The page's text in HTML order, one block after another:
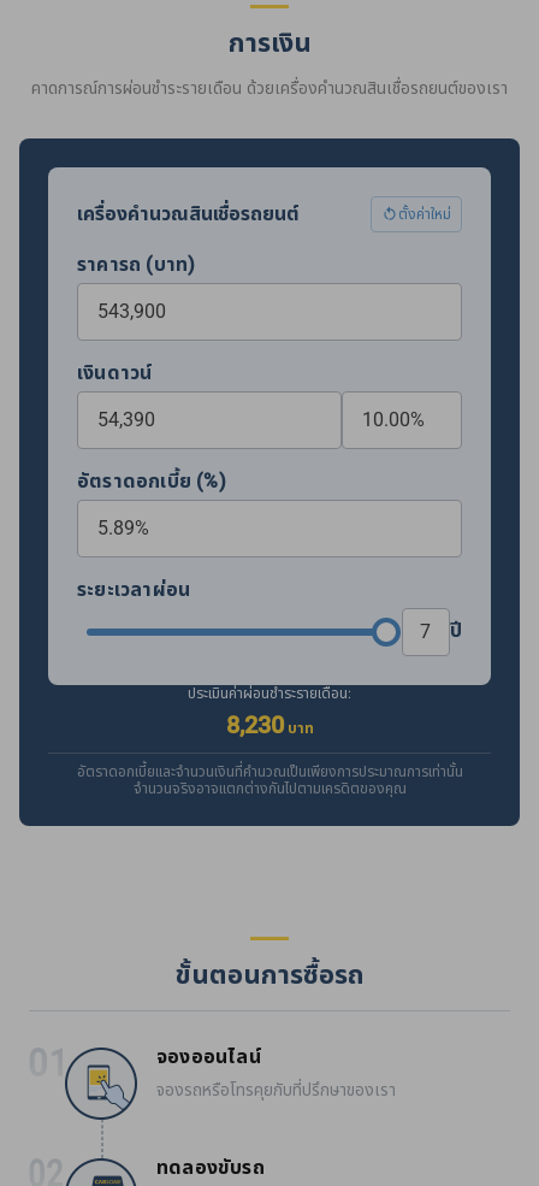
การเงิน
คาดการณ์การผ่อนชำระรายเดือน ด้วยเครื่องคำนวณสินเชื่อรถยนต์ของเรา
เครื่องคำนวณสินเชื่อรถยนต์ ตั้งค่าใหม่
ราคารถ (บาท)
เงินดาวน์
อัตราดอกเบี้ย (%)
ระยะเวลาผ่อน
ปี
ประเมินค่าผ่อนชำระรายเดือน:
8,230 บาท
อัตราดอกเบี้ยและจำนวนเงินที่คำนวณเป็นเพียงการประมาณการเท่านั้น
จำนวนจริงอาจแตกต่างกันไปตามเครดิตของคุณ
ขั้นตอนการซื้อรถ
จองออนไลน์
จองรถหรือโทรคุยกับที่ปรึกษาของเรา
ทดลองขับรถ